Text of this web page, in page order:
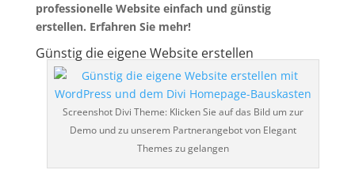
professionelle Website einfach und günstig
erstellen. Erfahren Sie mehr!
Günstig die eigene Website erstellen
Screenshot Divi Theme: Klicken Sie auf das Bild um zur
Demo und zu unserem Partnerangebot von Elegant
Themes zu gelangen